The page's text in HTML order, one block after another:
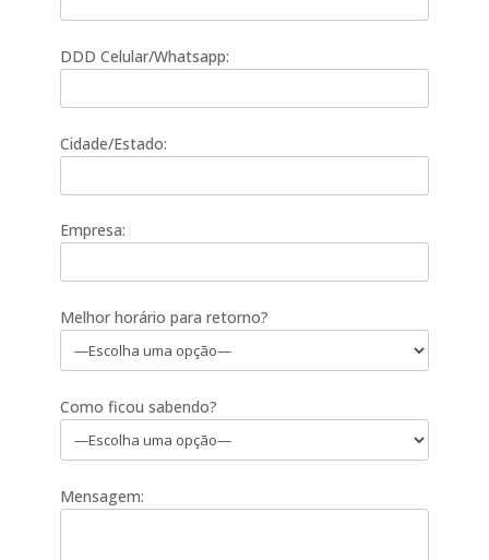
DDD Celular/Whatsapp:
Cidade/Estado:
Empresa:
Melhor horário para retorno?
Como ficou sabendo?
Mensagem: